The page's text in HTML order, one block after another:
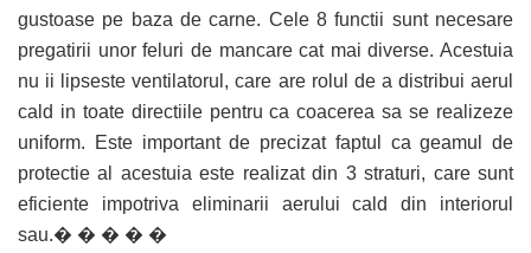
gustoase pe baza de carne. Cele 8 functii sunt necesare
pregatirii unor feluri de mancare cat mai diverse. Acestuia
nu ii lipseste ventilatorul, care are rolul de a distribui aerul
cald in toate directiile pentru ca coacerea sa se realizeze
uniform. Este important de precizat faptul ca geamul de
protectie al acestuia este realizat din 3 straturi, care sunt
eficiente impotriva eliminarii aerului cald din interiorul
sau.� � � � �